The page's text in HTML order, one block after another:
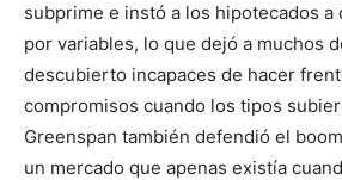
subprime e instó a los hipotecados a
por variables, lo que dejó a muchos
descubierto incapaces de hacer
compromisos cuando los tipos
Greenspan también defendió el
un mercado que apenas existía